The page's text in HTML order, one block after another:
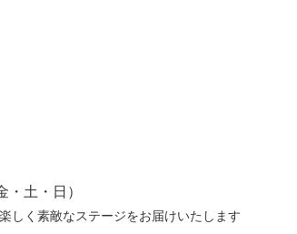
土・日）
しく素敵なステージをお届けいたします